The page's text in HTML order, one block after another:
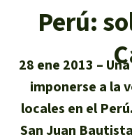
Info
Tu
Urgen
Perú:
28 ene 2013
imponerse a la
locales en el
San Juan